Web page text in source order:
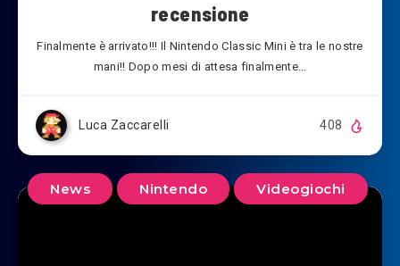
recensione
Finalmente è arrivato!!! Il Nintendo Classic Mini è tra le nostre
mani!! Dopo mesi di attesa finalmente…
Luca Zaccarelli 408
News Nintendo Videogiochi